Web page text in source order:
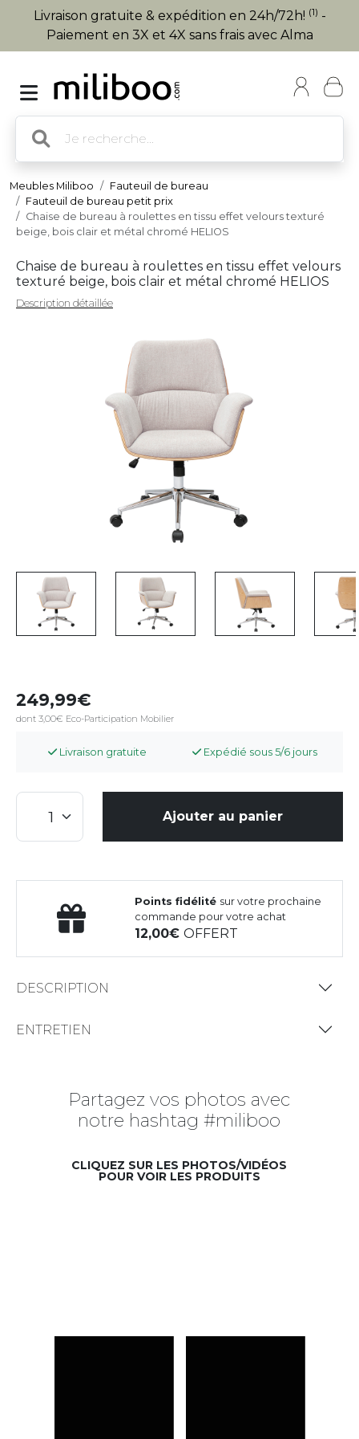
Livraison gratuite & expédition en 24h/72h! (1) -
Paiement en 3X et 4X sans frais avec Alma
Meubles Miliboo
Fauteuil de bureau
Fauteuil de bureau petit prix
Chaise de bureau à roulettes en tissu effet velours texturé
beige, bois clair et métal chromé HELIOS
Chaise de bureau à roulettes en tissu effet velours
texturé beige, bois clair et métal chromé HELIOS
Description détaillée
249,99
dont 3,00€ Eco-Participation Mobilier
Livraison gratuite Expédié sous 5/6 jours
Ajouter au panier
Points fidélité sur votre prochaine
commande pour votre achat
12,00OFFERT
DESCRIPTION
ENTRETIEN
Partagez vos photos avec
notre hashtag #miliboo
CLIQUEZ SUR LES PHOTOS/VIDÉOS
POUR VOIR LES PRODUITS